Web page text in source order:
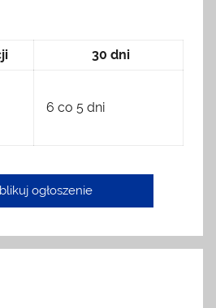
30 dni
6 co 5 dni
ogłoszenie